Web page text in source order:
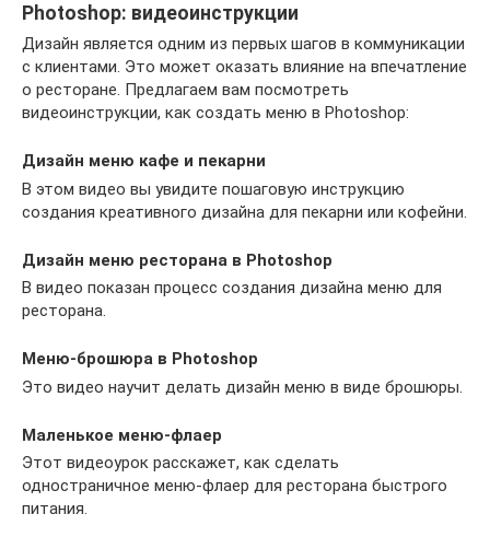
Photoshop: видеоинструкции
Дизайн является одним из первых шагов в коммуникации
с клиентами. Это может оказать влияние на впечатление
о ресторане. Предлагаем вам посмотреть
видеоинструкции, как создать меню в Photoshop:
Дизайн меню кафе и пекарни
В этом видео вы увидите пошаговую инструкцию
создания креативного дизайна для пекарни или кофейни.
Дизайн меню ресторана в Photoshop
В видео показан процесс создания дизайна меню для
ресторана.
Меню-брошюра в Photoshop
Это видео научит делать дизайн меню в виде брошюры.
Маленькое меню-флаер
Этот видеоурок расскажет, как сделать
одностраничное меню-флаер для ресторана быстрого
питания.